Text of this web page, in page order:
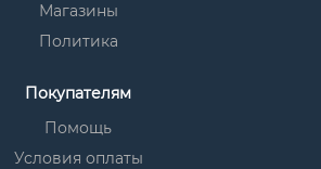
Магазины
Политика
Покупателям
Помощь
Условия оплаты